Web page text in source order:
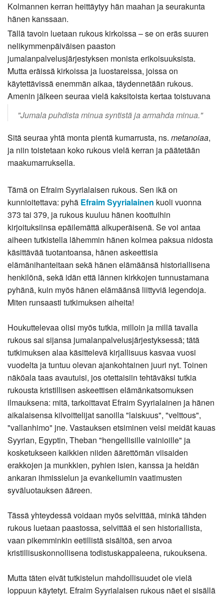
Kolmannen kerran heittäytyy hän maahan ja seurakunta
hänen kanssaan.
Tällä tavoin luetaan rukous kirkoissa – se on eräs suuren
nelikymmenpäiväisen paaston
jumalanpalvelusjärjestyksen monista erikoisuuksista.
Mutta eräissä kirkoissa ja luostareissa, joissa on
käytettävissä enemmän aikaa, täydennetään rukous.
Amenin jälkeen seuraa vielä kaksitoista kertaa toistuvana
"Jumala puhdista minua syntistä ja armahda minua."
Sitä seuraa yhtä monta pientä kumarrusta, ns. metanoiaa,
ja niin toistetaan koko rukous vielä kerran ja päätetään
maakumarruksella.
Tämä on Efraim Syyrialaisen rukous. Sen ikä on
kunnioitettava: pyhä Efraim Syyrialainen kuoli vuonna
373 tai 379, ja rukous kuuluu hänen koottuihin
kirjoituksiinsa epäilemättä alkuperäisenä. Se voi antaa
aiheen tutkistella lähemmin hänen kolmea paksua nidosta
käsittävää tuotantoansa, hänen askeettisia
elämänihanteitaan sekä hänen elämäänsä historiallisena
henkilönä, sekä idän että lännen kirkkojen tunnustamana
pyhänä, kuin myös hänen elämäänsä liittyviä legendoja.
Miten runsaasti tutkimuksen aiheita!
Houkuttelevaa olisi myös tutkia, milloin ja millä tavalla
rukous sai sijansa jumalanpalvelusjärjestyksessä; tätä
tutkimuksen alaa käsittelevä kirjallisuus kasvaa vuosi
vuodelta ja tuntuu olevan ajankohtainen juuri nyt. Toinen
näköala taas avautuisi, jos otettaisiin tehtäväksi tutkia
rukousta kristillisen askeettisen elämänkatsomuksen
ilmauksena: mitä, tarkoittavat Efraim Syyrialainen ja hänen
aikalaisensa kilvoittelijat sanoilla "laiskuus", "velttous",
"vallanhimo" jne. Vastauksen etsiminen veisi meidät kauas
Syyrian, Egyptin, Theban "hengellisille vainioille" ja
kosketukseen kaikkien niiden äärettömän viisaiden
erakkojen ja munkkien, pyhien isien, kanssa ja heidän
ankaran ihmissielun ja evankeliumin vaatimusten
syväluotauksen ääreen.
Tässä yhteydessä voidaan myös selvittää, minkä tähden
rukous luetaan paastossa, selvittää ei sen historiallista,
vaan pikemminkin eetillistä sisältöä, sen arvoa
kristillisuskonnollisena todistuskappaleena, rukouksena.
Mutta täten eivät tutkistelun mahdollisuudet ole vielä
loppuun käytetyt. Efraim Syyrialaisen rukous näet ei sisällä